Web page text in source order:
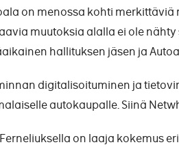
on menossa kohti
muutoksia alalla ei ole nähty
hallituksen jäsen ja
digitalisoituminen ja
autokaupalle. Siinä
on laaja kokemus